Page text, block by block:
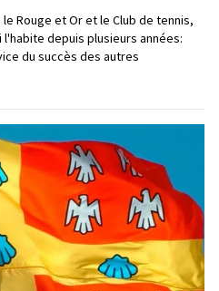
le Rouge et Or et le Club de tennis,
depuis plusieurs années:
du succès des autres